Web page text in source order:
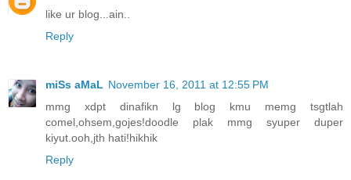
like ur blog...ain..
Reply
miSs aMaL November 16, 2011 at 12:55 PM
mmg xdpt dinafikn lg blog kmu memg tsgtlah
comel,ohsem,gojes!doodle plak mmg syuper duper
kiyut.ooh,jth hati!hikhik
Reply